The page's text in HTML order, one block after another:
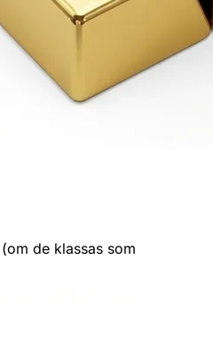
de klassas som